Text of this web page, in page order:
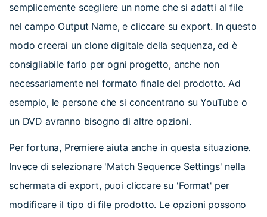
semplicemente scegliere un nome che si adatti al file
nel campo Output Name, e cliccare su export. In questo
modo creerai un clone digitale della sequenza, ed è
consigliabile farlo per ogni progetto, anche non
necessariamente nel formato finale del prodotto. Ad
esempio, le persone che si concentrano su YouTube o
un DVD avranno bisogno di altre opzioni.
Per fortuna, Premiere aiuta anche in questa situazione.
Invece di selezionare 'Match Sequence Settings' nella
schermata di export, puoi cliccare su 'Format' per
modificare il tipo di file prodotto. Le opzioni possono